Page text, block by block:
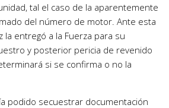
tal el caso de la aparentemente
del número de motor. Ante esta
la entregó a la Fuerza para su
y posterior pericia de revenido
si se confirma o no la
podido secuestrar documentación